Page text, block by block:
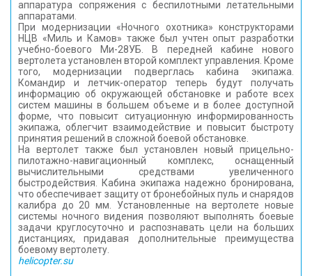
аппаратура сопряжения с беспилотными летательными
аппаратами.
При модернизации «Ночного охотника» конструкторами
НЦВ «Миль и Камов» также был учтен опыт разработки
учебно-боевого Ми-28УБ. В передней кабине нового
вертолета установлен второй комплект управления. Кроме
того, модернизации подверглась кабина экипажа.
Командир и летчик-оператор теперь будут получать
информацию об окружающей обстановке и работе всех
систем машины в большем объеме и в более доступной
форме, что повысит ситуационную информированность
экипажа, облегчит взаимодействие и повысит быстроту
принятия решений в сложной боевой обстановке.
На вертолет также был установлен новый прицельно-
пилотажно-навигационный комплекс, оснащенный
вычислительными средствами увеличенного
быстродействия. Кабина экипажа надежно бронирована,
что обеспечивает защиту от бронебойных пуль и снарядов
калибра до 20 мм. Установленные на вертолете новые
системы ночного видения позволяют выполнять боевые
задачи круглосуточно и распознавать цели на больших
дистанциях, придавая дополнительные преимущества
боевому вертолету.
helicopter.su